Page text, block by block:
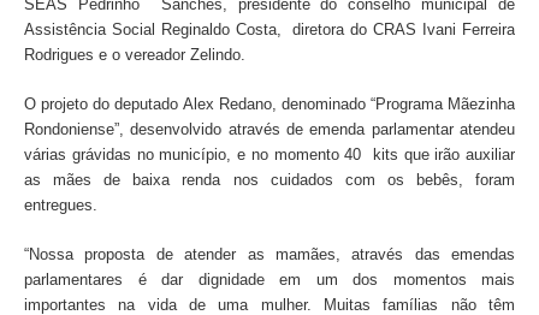
SEAS Pedrinho Sanches, presidente do conselho municipal de
Assistência Social Reginaldo Costa, diretora do CRAS Ivani Ferreira
Rodrigues e o vereador Zelindo.
O projeto do deputado Alex Redano, denominado “Programa Mãezinha
Rondoniense”, desenvolvido através de emenda parlamentar atendeu
várias grávidas no município, e no momento 40 kits que irão auxiliar
as mães de baixa renda nos cuidados com os bebês, foram
entregues.
“Nossa proposta de atender as mamães, através das emendas
parlamentares é dar dignidade em um dos momentos mais
importantes na vida de uma mulher. Muitas famílias não têm